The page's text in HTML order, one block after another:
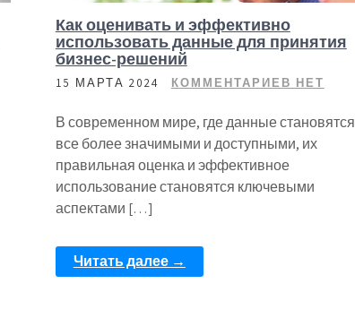
Как оценивать и эффективно
использовать данные для принятия
бизнес-решений
15 МАРТА 2024 КОММЕНТАРИЕВ НЕТ
В современном мире, где данные становятся
все более значимыми и доступными, их
правильная оценка и эффективное
использование становятся ключевыми
аспектами […]
Читать далее →